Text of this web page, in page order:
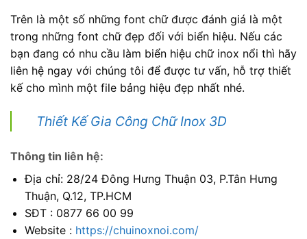
Trên là một số những font chữ được đánh giá là một
trong những font chữ đẹp đối với biển hiệu. Nếu các
bạn đang có nhu cầu làm biển hiệu chữ inox nổi thì hãy
liên hệ ngay với chúng tôi để được tư vấn, hỗ trợ thiết
kế cho mình một file bảng hiệu đẹp nhất nhé.
Thiết Kế Gia Công Chữ Inox 3D
Thông tin liên hệ:
Địa chỉ: 28/24 Đông Hưng Thuận 03, P.Tân Hưng
Thuận, Q.12, TP.HCM
SĐT : 0877 66 00 99
Website : https://chuinoxnoi.com/